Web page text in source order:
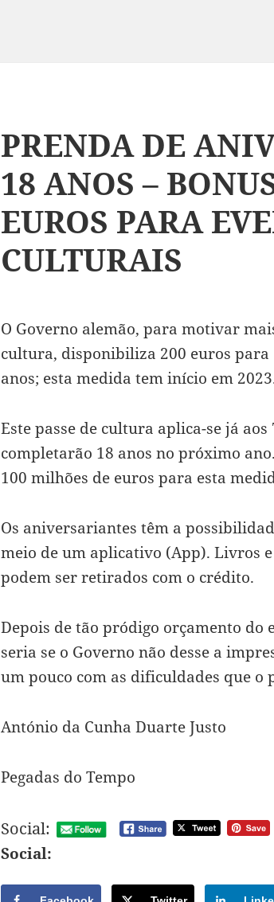
PRENDA DE
18 ANOS –
EUROS PARA
CULTURAIS
O Governo alemão, para motivar
cultura, disponibiliza 200 euros para
anos; esta medida tem início em
Este passe de cultura aplica-se já
completarão 18 anos no próximo
100 milhões de euros para esta
Os aniversariantes têm a
meio de um aplicativo (App). Livros
podem ser retirados com o crédito.
Depois de tão pródigo orçamento
seria se o Governo não desse a
um pouco com as dificuldades que o
António da Cunha Duarte Justo
Pegadas do Tempo
Social:
Social: